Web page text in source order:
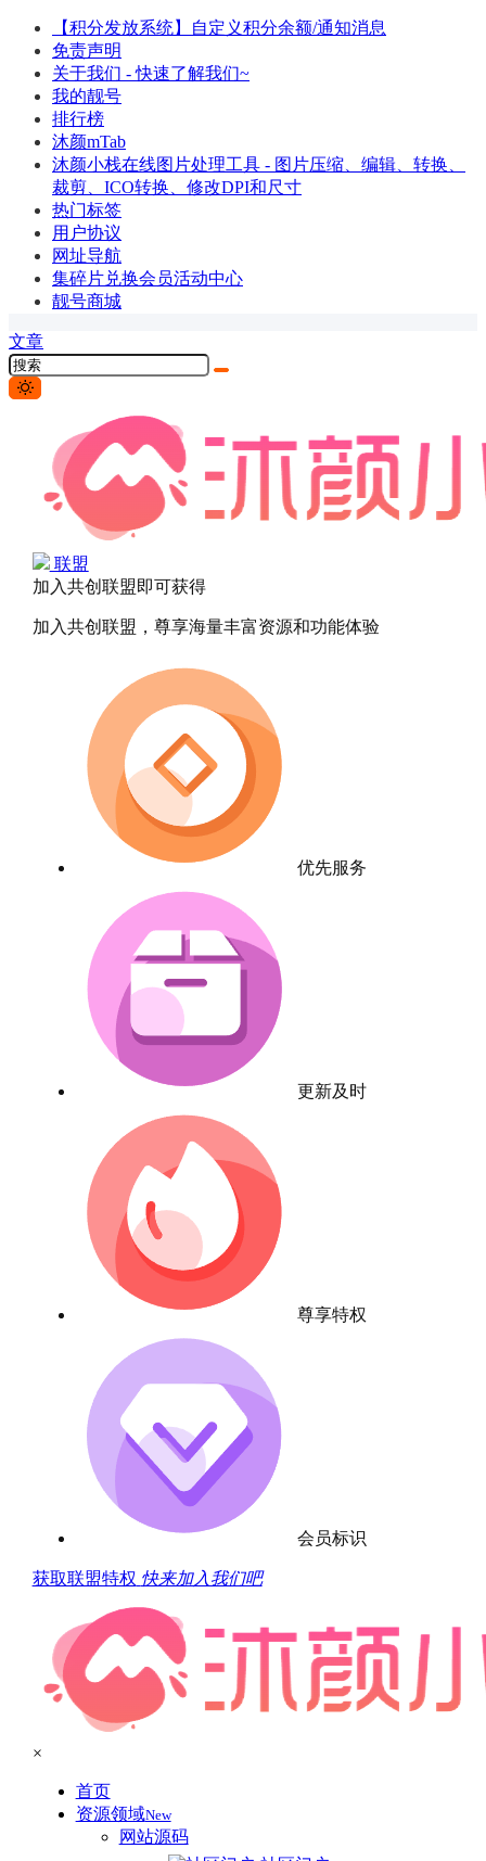
【积分发放系统】自定义积分余额/通知消息
免责声明
关于我们 - 快速了解我们~
我的靓号
排行榜
沐颜mTab
沐颜小栈在线图片处理工具 - 图片压缩、编辑、转换、
裁剪、ICO转换、修改DPI和尺寸
热门标签
用户协议
网址导航
集碎片兑换会员活动中心
靓号商城
文章
联盟
加入共创联盟即可获得
加入共创联盟，尊享海量丰富资源和功能体验
优先服务
更新及时
尊享特权
会员标识
获取联盟特权 快来加入我们吧
×
首页
资源领域New
网站源码